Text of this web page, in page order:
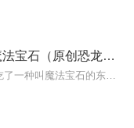
魔法食肉牛龙 第一季：魔法宝石（原创恐龙小说）